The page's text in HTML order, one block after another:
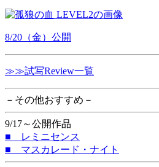
8/20（金）公開
≫≫試写Review一覧
－その他おすすめ－
9/17～公開作品
■ レミニセンス
■ マスカレード・ナイト